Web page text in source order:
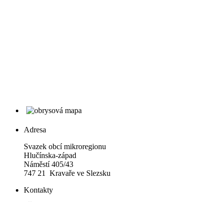
Adresa
Svazek obcí mikroregionu
Hlučínska-západ
Náměstí 405/43
747 21 Kravaře ve Slezsku
Kontakty